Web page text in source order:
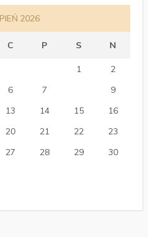
2026
C P S N
1
2
6 7
9
13 14 15
16
20 21 22
23
27 28 29
30